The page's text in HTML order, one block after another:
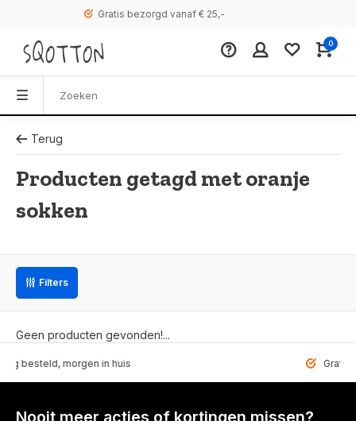
Gratis bezorgd vanaf € 25,-
0
Terug
Producten getagd met oranje
sokken
Filters
Geen producten gevonden!...
morgen in huis Gratis
Nooit meer acties of kortingen missen?